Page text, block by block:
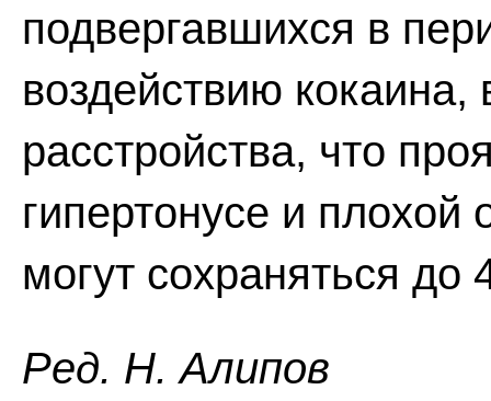
подвергавшихся в
воздействию кокаина,
расстройства, что
гипертонусе и плохой
могут сохраняться до
Ред. Н. Алипов